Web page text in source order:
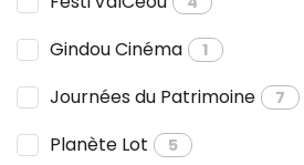
Gindou Cinéma 1
Journées du Patrimoine 7
Planète Lot 5